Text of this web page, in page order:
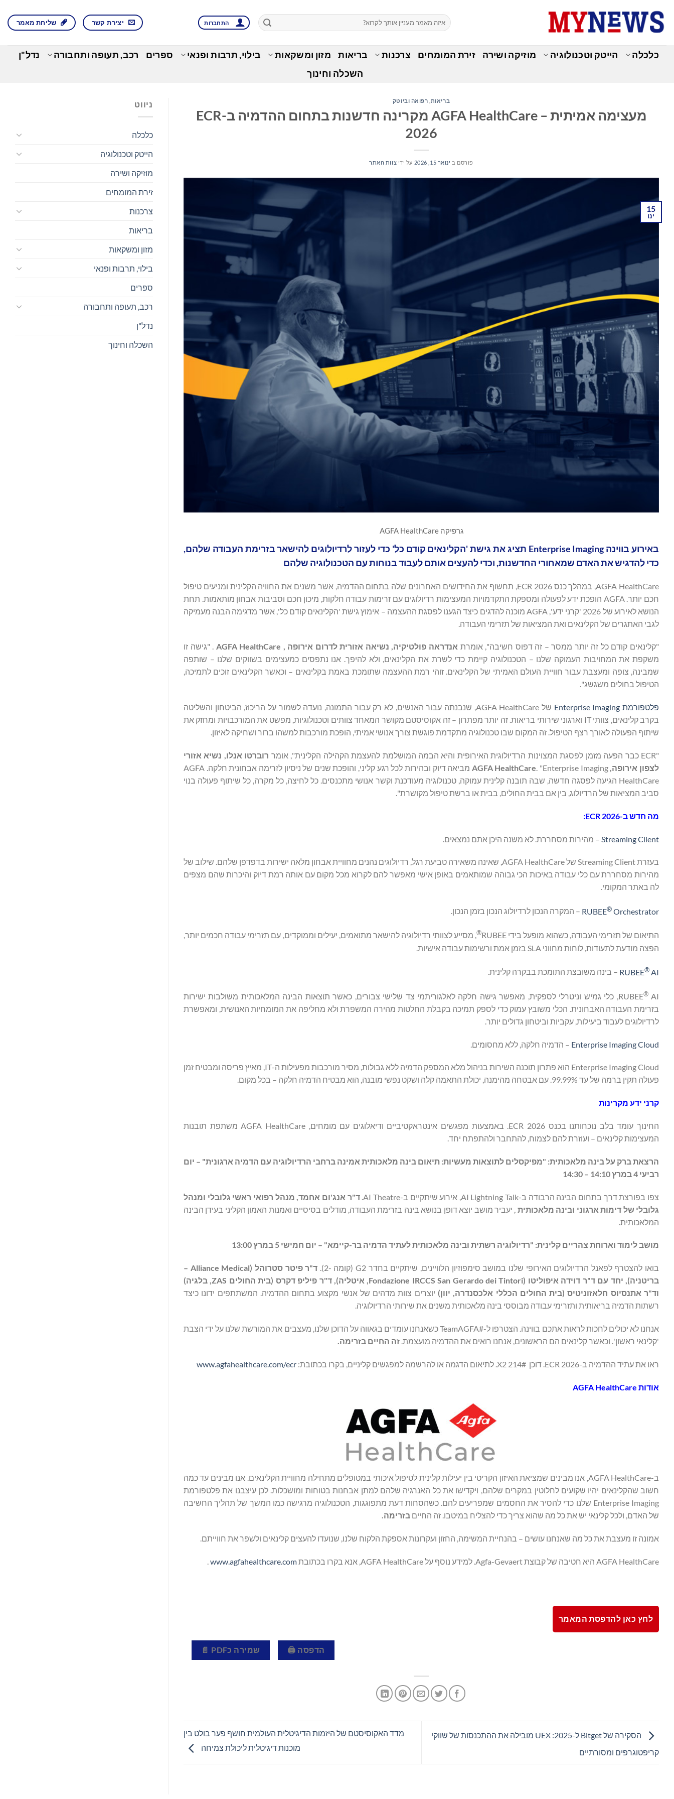
content
התחברות יצירת קשר שליחת מאמר
כלכלה הייטק וטכנולוגיה מוזיקה ושירה זירת המומחים צרכנות בריאות מזון ומשקאות בילוי, תרבות ופנאי ספרים רכב, תעופה ותחבורה
נדל"ן
השכלה וחינוך
בריאות רפואה וביוטק
מעצימה אמיתית – AGFA HealthCare מקרינה חדשנות בתחום ההדמיה ב-ECR
2026
פורסם ב ינואר 15, 2026 על ידי צוות האתר
15
ינו
גרפיקה AGFA HealthCare
באירוע בווינה Enterprise Imaging תציג את גישת 'הקלינאים קודם כל' כדי לעזור לרדיולוגים להישאר בזרימת העבודה שלהם,
כדי להדגיש את האדם שמאחורי החדשנות, וכדי להעצים אותם לעבוד בנוחות עם הטכנולוגיה שלהם
AGFA HealthCare, במהלך כנס ECR 2026, תחשוף את החידושים האחרונים שלה בתחום ההדמיה, אשר משנים את החוויה הקלינית ומניעים טיפול
חכם יותר. AGFA הופכת ידע לפעולה ומספקת התקדמויות המעצימות רדיולוגים עם זרימות עבודה חלקות, מיכון חכם וסביבות אבחון מותאמות. תחת
הנושא לאירוע של 2026 'קרני ידע', AGFA מוכנה להדגים כיצד הגענו לפסגת ההעצמה – אימוץ גישת 'הקלינאים קודם כל', אשר מדגימה הבנה מעמיקה
לגבי האתגרים של הקלינאים ואת המציאות של תזרימי העבודה.
"קלינאים קודם כל זה יותר ממסר – זה דפוס חשיבה", אומרת אנדראה פולטיקיה, נשיאה אזורית לדרום אירופה , AGFA HealthCare . "גישה זו
משקפת את המחויבות העמוקה שלנו – הטכנולוגיה קיימת כדי לשרת את הקלינאים, ולא להיפך. אנו נתפסים כמעצימים בשווקים שלנו – שותפה
שמבינה, צופה ומעצבת עבור חוויית העולם האמיתי של הקלינאים. זוהי רמת ההעצמה שתומכת באמת בקלינאים – וכאשר הקלינאים זוכים לתמיכה,
הטיפול בחולים משגשג".
פלטפורמת Enterprise Imaging
של AGFA HealthCare, שנבנתה עבור האנשים, לא רק עבור התמונה, נועדה לשמור על הריכוז, הביטחון והשליטה
בקרב קלינאים, צוותי IT וארגוני שירותי בריאות. זה יותר מפתרון – זה אקוסיסטם מקושר המאחד צוותים וטכנולוגיות, מפשט את המורכבויות ומחזק את
שיתוף הפעולה לאורך רצף הטיפול. זה המקום שבו טכנולוגיה מתקדמת פוגשת צורך אנושי אמיתי, הופכת מורכבות למשהו ברור ושחיקה לאיזון.
"ECR כבר הפעה מזמן לפסגת המצוינות הרדיולוגית האירופית והיא הבמה המושלמת להעצמת הקהילה הקלינית", אומר
רוברטו אנלו, נשיא אזורי
לצפון אירופה,
AGFA HealthCare
. "Enterprise Imaging מביאה דיוק ובהירות לכל רגע קליני, והופכת שנים של ניסיון לזרימה אבחונית חלקה. AGFA
HealthCare הגיעה לפסגה חדשה, שבה תובנה קלינית עמוקה, טכנולוגיה מעודכנת וקשר אנושי מתכנסים. כל לחיצה, כל מקרה, כל שיתוף פעולה בנוי
סביב המציאות של הרדיולוג, בין אם בבית החולים, בבית או ברשת טיפול מקושרת".
מה חדש ב-ECR 2026:
Streaming Client – מהירות מסחררת. לא משנה היכן אתם נמצאים.
בעזרת Streaming Client של AGFA HealthCare, שאינה משאירה טביעת רגל, רדיולוגים נהנים מחוויית אבחון מלאה ישירות בדפדפן שלהם. שילוב של
מהירות מסחררת עם כלי עבודה באיכות הכי גבוהה שמותאמים באופן אישי מאפשר להם לקרוא מכל מקום עם אותה רמת דיוק והיכרות שהם מצפים
לה באתר המקומי.
RUBEE®Orchestrator – המקרה הנכון לרדיולוג הנכון בזמן הנכון.
התיאום של תזרימי העבודה, כשהוא מופעל בידי RUBEE ®, מסייע לצוותי רדיולוגיה להישאר מתואמים, יעילים וממוקדים, עם תזרימי עבודה חכמים יותר,
הפצה מודעת לתעודות, לוחות מחווני SLA בזמן אמת ורשימות עבודה אישיות.
RUBEE® AI – בינה משובצת התומכת בבקרה קלינית.
RUBEE®
AI, כלי גמיש וניטרלי לספקית, מאפשר גישה חלקה לאלגוריתמי צד שלישי צבורים, כאשר תוצאות הבינה המלאכותית משולבות ישירות
בזרימת העבודה האבחונית. הכלי משובץ עמוק כדי לספק תמיכה בקבלת החלטות מהירה המשפרת ולא מחליפה את המומחיות האנושית, ומאפשרת
לרדיולוגים לעבוד ביעילות, עקביות וביטחון גדולים יותר.
Enterprise Imaging Cloud – הדמיה חלקה, ללא מחסומים.
Enterprise Imaging Cloud הוא פתרון תוכנה השירות בניהול מלא המספק הדמיה ללא גבולות, מסיר מורכבות מפעילות ה-IT, מאיץ פריסה ומבטיח זמן
פעולה תקין ברמה של עד 99.99%. עם אבטחה מהימנה, יכולת התאמה קלה ושקט נפשי מובנה, הוא מבטיח הדמיה חלקה – בכל מקום.
קרני ידע מקרינות
החינוך עומד בלב נוכחותנו בכנס ECR 2026. באמצעות מפגשים אינטראקטיביים ודיאלוגים עם מומחים, AGFA HealthCare משתפת תובנות
המעצימות קלינאים – ועוזרת להם לצמוח, להתחבר ולהתפתח יחד.
הרצאת ברק על בינה מלאכותית: "מפיקסלים לתוצאות מעשיות: תיאום בינה מלאכותית אמינה ברחבי הרדיולוגיה עם הדמיה ארגונית" – יום
רביעי 4 במרץ 14:10 – 14:30
צפו בפורצת דרך בתחום הבינה הרבודה ב-AI Lightning Talk, אירוע שיתקיים ב-AI Theatre.
ד"ר אנג'ום אחמד, מנהל רפואי ראשי גלובלי ומנהל
גלובלי של דימות ארגוני ובינה מלאכותית , יעביר מושב יוצא דופן בנושא בינה בזרימת העבודה, מודלים בסיסיים ואמנות האמון הקליני בעידן הבינה
המלאכותית.
מושב לימוד וארוחת צהריים קלינית: "רדיולוגיה רשתית ובינה מלאכותית לעתיד הדמיה בר-קיימא" – יום חמישי 5 במרץ 13:00
בואו להצטרף לפאנל הרדיולוגים האירופי שלנו במושב סימפוזיון הלוויינים, שיתקיים בחדר G2 (קומה -2).
ד"ר פיטר סטרוהל (Alliance Medical –
בריטניה), יחד עם ד"ר דוידה איפוליטו (Fondazione IRCCS San Gerardo dei Tintori, איטליה), ד"ר פיליפ דקרס (בית החולים ZAS, בלגיה)
וד"ר אתנסיוס חלאזוניטיס (בית החולים הכללי אלכסנדרה, יוון) יוצרים צוות מדהים של אנשי מקצוע בתחום ההדמיה. המשתתפים ידונו כיצד
רשתות הדמיה בריאותית ותזרימי עבודה מבוססי בינה מלאכותית משנים את שירותי הרדיולוגיה.
אנחנו לא יכולים לחכות לראות אתכם בווינה. הצטרפו ל-#TeamAGFA כשאנחנו עומדים בגאווה על הדוכן שלנו, מעצבים את המורשת שלנו על ידי הצבת
'קלינאי ראשון'. וכאשר קלינאים הם הראשונים, אנחנו רואים את ההדמיה מועצמת. זה החיים בזרימה.
ראו את עתיד ההדמיה ב-ECR 2026. דוכן #X2 214. לתיאום הדגמה או להרשמה למפגשים קליניים, בקרו בכתובת: www.agfahealthcare.com/ecr
אודות AGFA HealthCare
ב-AGFA HealthCare, אנו מבינים שמציאת האיזון הקריטי בין יעילות קלינית לטיפול איכותי במטופלים מתחילה מחוויית הקלינאים. אנו מבינים עד כמה
חשוב שהקלינאים יהיו שקועים לחלוטין במקרים שלהם, ויקדישו את כל האנרגיה שלהם למתן אבחנות בטוחות ומושכלות. לכן עיצבנו את פלטפורמת
Enterprise Imaging שלנו כדי להסיר את החסמים שמפריעים להם. כשהסחות דעת מתפוגגות, הטכנולוגיה מרגישה כמו המשך של תהליך החשיבה
של האדם, ולכל קלינאי יש את כל מה שהוא צריך כדי להצליח במיטבו. זה החיים בזרימה.
אמונה זו מעצבת את כל מה שאנחנו עושים – בהנחיית המשימה, החזון ועקרונות אספקת הלקוח שלנו, שנועדו להעצים קלינאים ולשפר את חווייתם.
AGFA HealthCare היא חטיבה של קבוצת Agfa-Gevaert. למידע נוסף על AGFA HealthCare, אנא בקרו בכתובת www.agfahealthcare.com
.
לחץ כאן להדפסת המאמר
הדפסה 🖨 שמירה כPDF 📄
הסקירה של Bitget ל-2025: UEX מובילה את ההתכנסות של שווקי
קריפטוגרפים ומסורתיים
מדד האקוסיסטם של היזמות הדיגיטלית העולמית חושף פער בולט בין
מוכנות דיגיטלית ליכולת צמיחה
ניווט
כלכלה
הייטק וטכנולוגיה
מוזיקה ושירה
זירת המומחים
צרכנות
בריאות
מזון ומשקאות
בילוי, תרבות ופנאי
ספרים
רכב, תעופה ותחבורה
נדל"ן
השכלה וחינוך